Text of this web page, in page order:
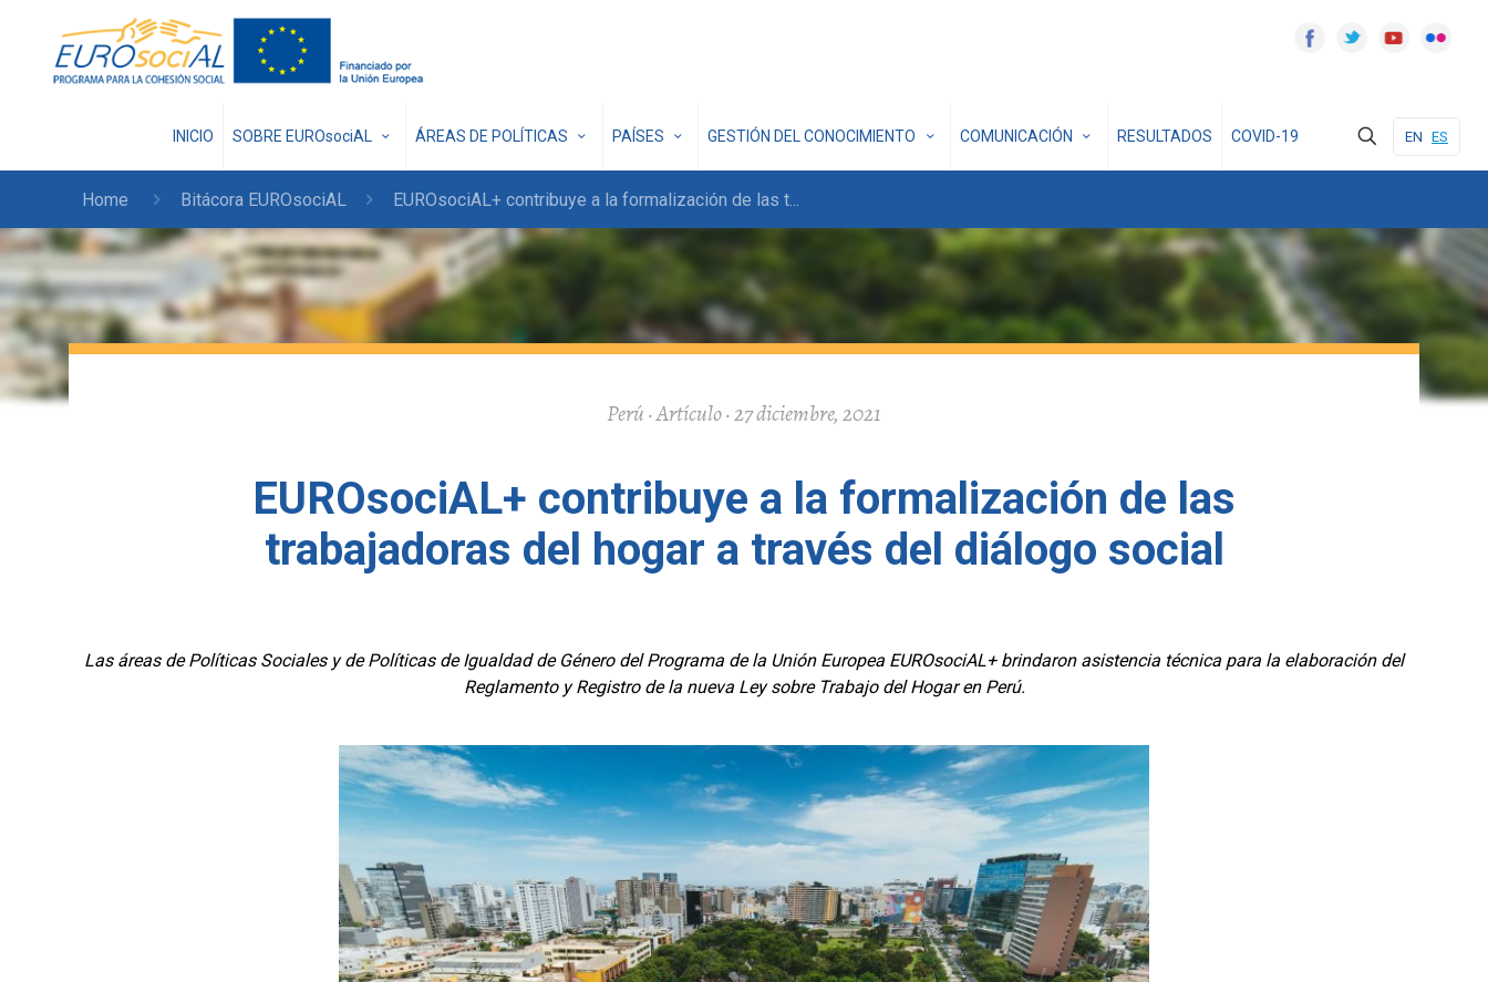
INICIO SOBRE EUROsociAL ÁREAS DE POLÍTICAS PAÍSES GESTIÓN DEL CONOCIMIENTO COMUNICACIÓN RESULTADOS COVID-19 EN ES
Home Bitácora EUROsociAL EUROsociAL+ contribuye a la formalización de las t...
Perú · Artículo · 27 diciembre, 2021
EUROsociAL+ contribuye a la formalización de las
trabajadoras del hogar a través del diálogo social
Las áreas de Políticas Sociales y de Políticas de Igualdad de Género del Programa de la Unión Europea EUROsociAL+ brindaron asistencia técnica para la elaboración del
Reglamento y Registro de la nueva Ley sobre Trabajo del Hogar en Perú.